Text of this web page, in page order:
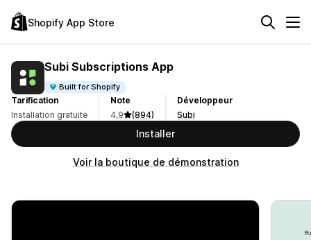
Shopify App Store
Subi Subscriptions App
Built for Shopify
Tarification
Installation gratuite
Note
4,9
(894)
Développeur
Subi
Installer
Voir la boutique de démonstration